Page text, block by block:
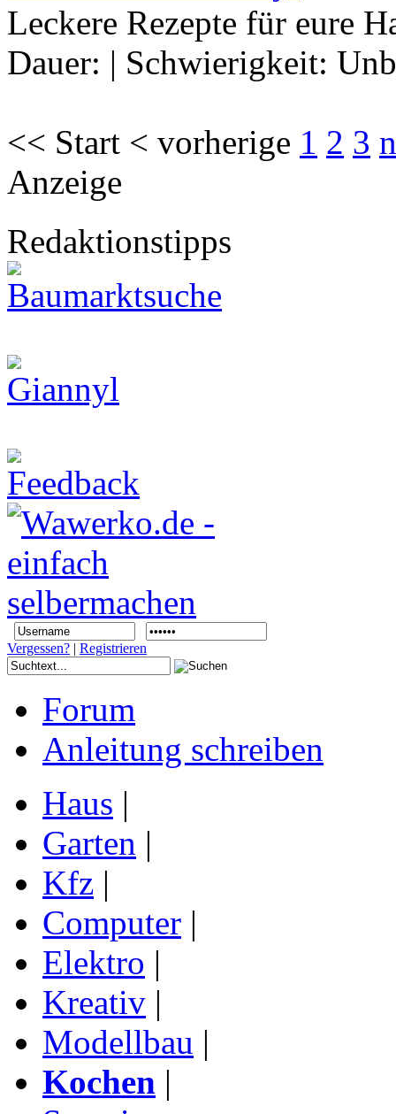
Leckere Rezepte für eure
Dauer: | Schwierigkeit:
<< Start < vorherige 1 2 3
Anzeige
Redaktionstipps
Vergessen? | Registrieren
Forum
Anleitung schreiben
Haus |
Garten |
Kfz |
Computer |
Elektro |
Kreativ |
Modellbau |
Kochen |